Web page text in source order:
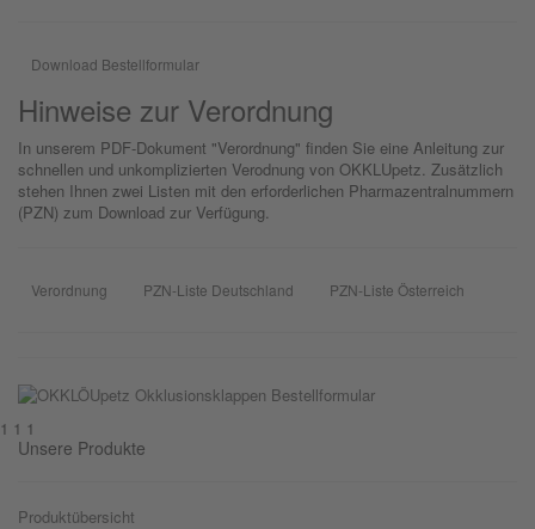
Download Bestellformular
Hinweise zur Verordnung
In unserem PDF-Dokument "Verordnung" finden Sie eine Anleitung zur
schnellen und unkomplizierten Verodnung von OKKLUpetz. Zusätzlich
stehen Ihnen zwei Listen mit den erforderlichen Pharmazentralnummern
(PZN) zum Download zur Verfügung.
Verordnung PZN-Liste Deutschland PZN-Liste Österreich
1 1 1
Unsere Produkte
Produktübersicht